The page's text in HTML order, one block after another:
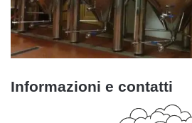
Informazioni e contatti